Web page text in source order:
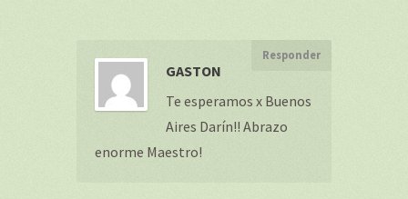
GASTON
Responder
Te esperamos x Buenos
Aires Darín!! Abrazo
enorme Maestro!